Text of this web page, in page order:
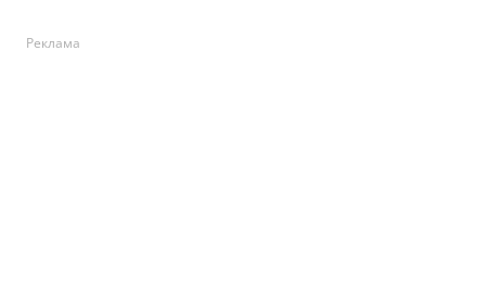
Реклама